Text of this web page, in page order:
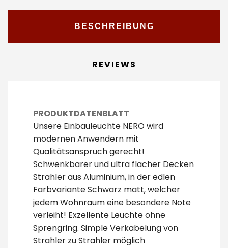
BESCHREIBUNG
REVIEWS
PRODUKTDATENBLATT
Unsere Einbauleuchte NERO wird
modernen Anwendern mit
Qualitätsanspruch gerecht!
Schwenkbarer und ultra flacher Decken
Strahler aus Aluminium, in der edlen
Farbvariante Schwarz matt, welcher
jedem Wohnraum eine besondere Note
verleiht! Exzellente Leuchte ohne
Sprengring. Simple Verkabelung von
Strahler zu Strahler möglich